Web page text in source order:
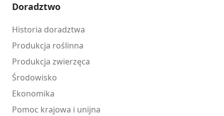
Doradztwo
Historia doradztwa
Produkcja roślinna
Produkcja zwierzęca
Środowisko
Ekonomika
Pomoc krajowa i unijna